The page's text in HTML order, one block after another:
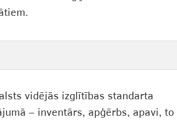
vidējās izglītības standarta
– inventārs, apģērbs, apavi, to